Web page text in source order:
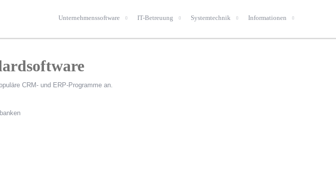
Unternehmenssoftware IT-Betreuung Systemtechnik Informationen
CRM- und ERP-Programme an.